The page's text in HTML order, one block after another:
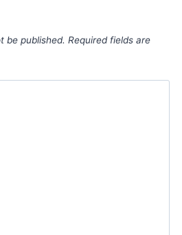
be published. Required fields are